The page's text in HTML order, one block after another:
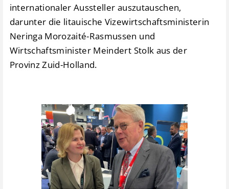
internationaler Aussteller auszutauschen,
darunter die litauische Vizewirtschaftsministerin
Neringa Morozaité-Rasmussen und
Wirtschaftsminister Meindert Stolk aus der
Provinz Zuid-Holland.